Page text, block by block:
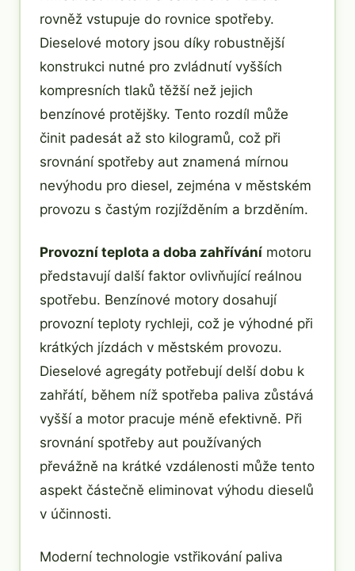
rovněž vstupuje do rovnice spotřeby.
Dieselové motory jsou díky robustnější
konstrukci nutné pro zvládnutí vyšších
kompresních tlaků těžší než jejich
benzínové protějšky. Tento rozdíl může
činit padesát až sto kilogramů, což při
srovnání spotřeby aut znamená mírnou
nevýhodu pro diesel, zejména v městském
provozu s častým rozjížděním a brzděním.
Provozní teplota a doba zahřívání motoru
představují další faktor ovlivňující reálnou
spotřebu. Benzínové motory dosahují
provozní teploty rychleji, což je výhodné při
krátkých jízdách v městském provozu.
Dieselové agregáty potřebují delší dobu k
zahřátí, během níž spotřeba paliva zůstává
vyšší a motor pracuje méně efektivně. Při
srovnání spotřeby aut používaných
převážně na krátké vzdálenosti může tento
aspekt částečně eliminovat výhodu dieselů
v účinnosti.
Moderní technologie vstřikování paliva